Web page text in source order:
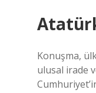
Konuşma,
ulusal irade